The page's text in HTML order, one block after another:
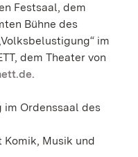
Festsaal, dem
Bühne des
im
dem Theater von
im Ordenssaal des
Musik und